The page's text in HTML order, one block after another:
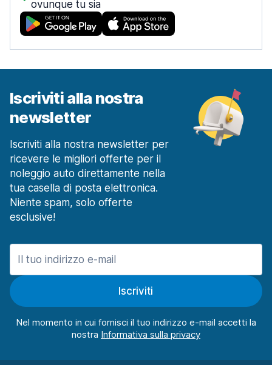
ovunque tu sia
Iscriviti alla nostra
newsletter
Iscriviti alla nostra newsletter per
ricevere le migliori offerte per il
noleggio auto direttamente nella
tua casella di posta elettronica.
Niente spam, solo offerte
esclusive!
Iscriviti
Nel momento in cui fornisci il tuo indirizzo e-mail accetti la
nostra